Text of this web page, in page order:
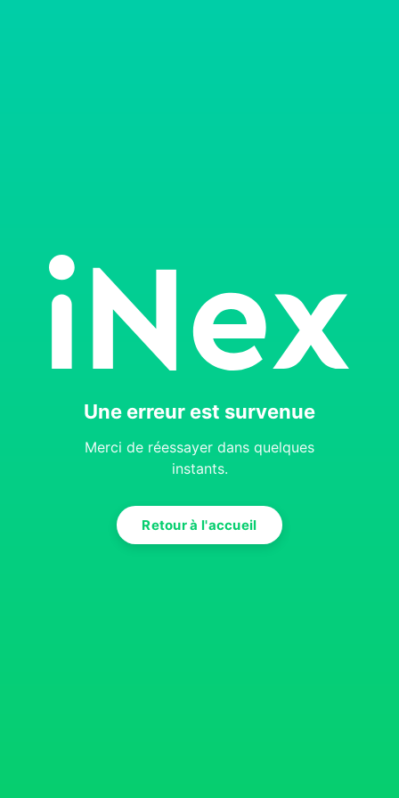
Une erreur est survenue
Merci de réessayer dans quelques
instants.
Retour à l'accueil